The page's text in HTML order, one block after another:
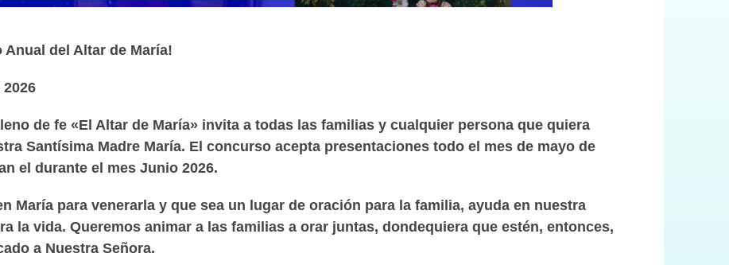
del Altar de María!
de fe «El Altar de María» invita a todas las familias y cualquier persona que quiera
Santísima Madre María. El concurso acepta presentaciones todo el mes de mayo de
el durante el mes Junio 2026.
María para venerarla y que sea un lugar de oración para la familia, ayuda en nuestra
la vida. Queremos animar a las familias a orar juntas, dondequiera que estén, entonces,
a Nuestra Señora.